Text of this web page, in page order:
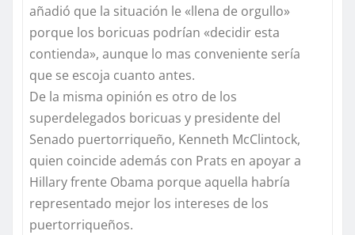
añadió que la situación le «llena de orgullo»
porque los boricuas podrían «decidir esta
contienda», aunque lo mas conveniente sería
que se escoja cuanto antes.
De la misma opinión es otro de los
superdelegados boricuas y presidente del
Senado puertorriqueño, Kenneth McClintock,
quien coincide además con Prats en apoyar a
Hillary frente Obama porque aquella habría
representado mejor los intereses de los
puertorriqueños.